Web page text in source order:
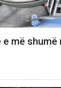
më shumë